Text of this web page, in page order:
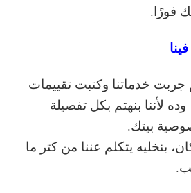
فورًا.
خدماتنا وكتبت تقييمات
لأننا بنهتم بكل تفصيلة
بيتك.
بنخليه يتكلم عننا من كتر ما